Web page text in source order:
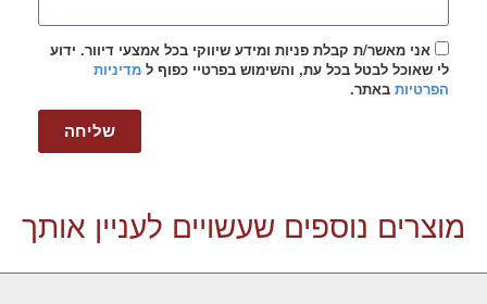
אני מאשר/ת קבלת פניות ומידע שיווקי בכל אמצעי דיוור. ידוע
לי שאוכל לבטל בכל עת, והשימוש בפרטיי כפוף ל מדיניות
הפרטיות באתר.
שליחה
מוצרים נוספים שעשויים לעניין אותך